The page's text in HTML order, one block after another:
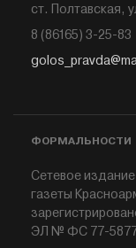
ст. Полтавская,
8 (86165) 3-25-83
ФОРМАЛЬНОСТИ
Сетевое
газеты
ЭЛ № ФС 77-